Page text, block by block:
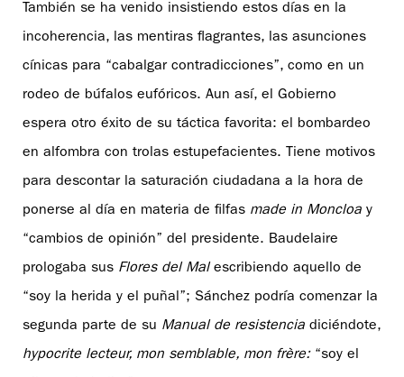
También se ha venido insistiendo estos días en la
incoherencia, las mentiras flagrantes, las asunciones
cínicas para “cabalgar contradicciones”, como en un
rodeo de búfalos eufóricos. Aun así, el Gobierno
espera otro éxito de su táctica favorita: el bombardeo
en alfombra con trolas estupefacientes. Tiene motivos
para descontar la saturación ciudadana a la hora de
ponerse al día en materia de filfas made in Moncloa y
“cambios de opinión” del presidente. Baudelaire
prologaba sus Flores del Malescribiendo aquello de
“soy la herida y el puñal”; Sánchez podría comenzar la
segunda parte de su Manual de resistencia diciéndote,
hypocrite lecteur, mon semblable, mon frère:“soy el